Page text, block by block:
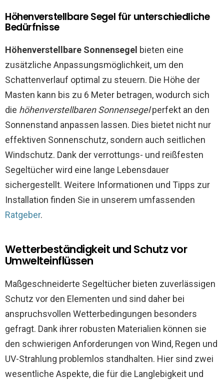
Höhenverstellbare Segel für unterschiedliche
Bedürfnisse
Höhenverstellbare Sonnensegel bieten eine
zusätzliche Anpassungsmöglichkeit, um den
Schattenverlauf optimal zu steuern. Die Höhe der
Masten kann bis zu 6 Meter betragen, wodurch sich
die höhenverstellbaren Sonnensegelperfekt an den
Sonnenstand anpassen lassen. Dies bietet nicht nur
effektiven Sonnenschutz, sondern auch seitlichen
Windschutz. Dank der verrottungs- und reißfesten
Segeltücher wird eine lange Lebensdauer
sichergestellt. Weitere Informationen und Tipps zur
Installation finden Sie in unserem umfassenden
Ratgeber.
Wetterbeständigkeit und Schutz vor
Umwelteinflüssen
Maßgeschneiderte Segeltücher bieten zuverlässigen
Schutz vor den Elementen und sind daher bei
anspruchsvollen Wetterbedingungen besonders
gefragt. Dank ihrer robusten Materialien können sie
den schwierigen Anforderungen von Wind, Regen und
UV-Strahlung problemlos standhalten. Hier sind zwei
wesentliche Aspekte, die für die Langlebigkeit und